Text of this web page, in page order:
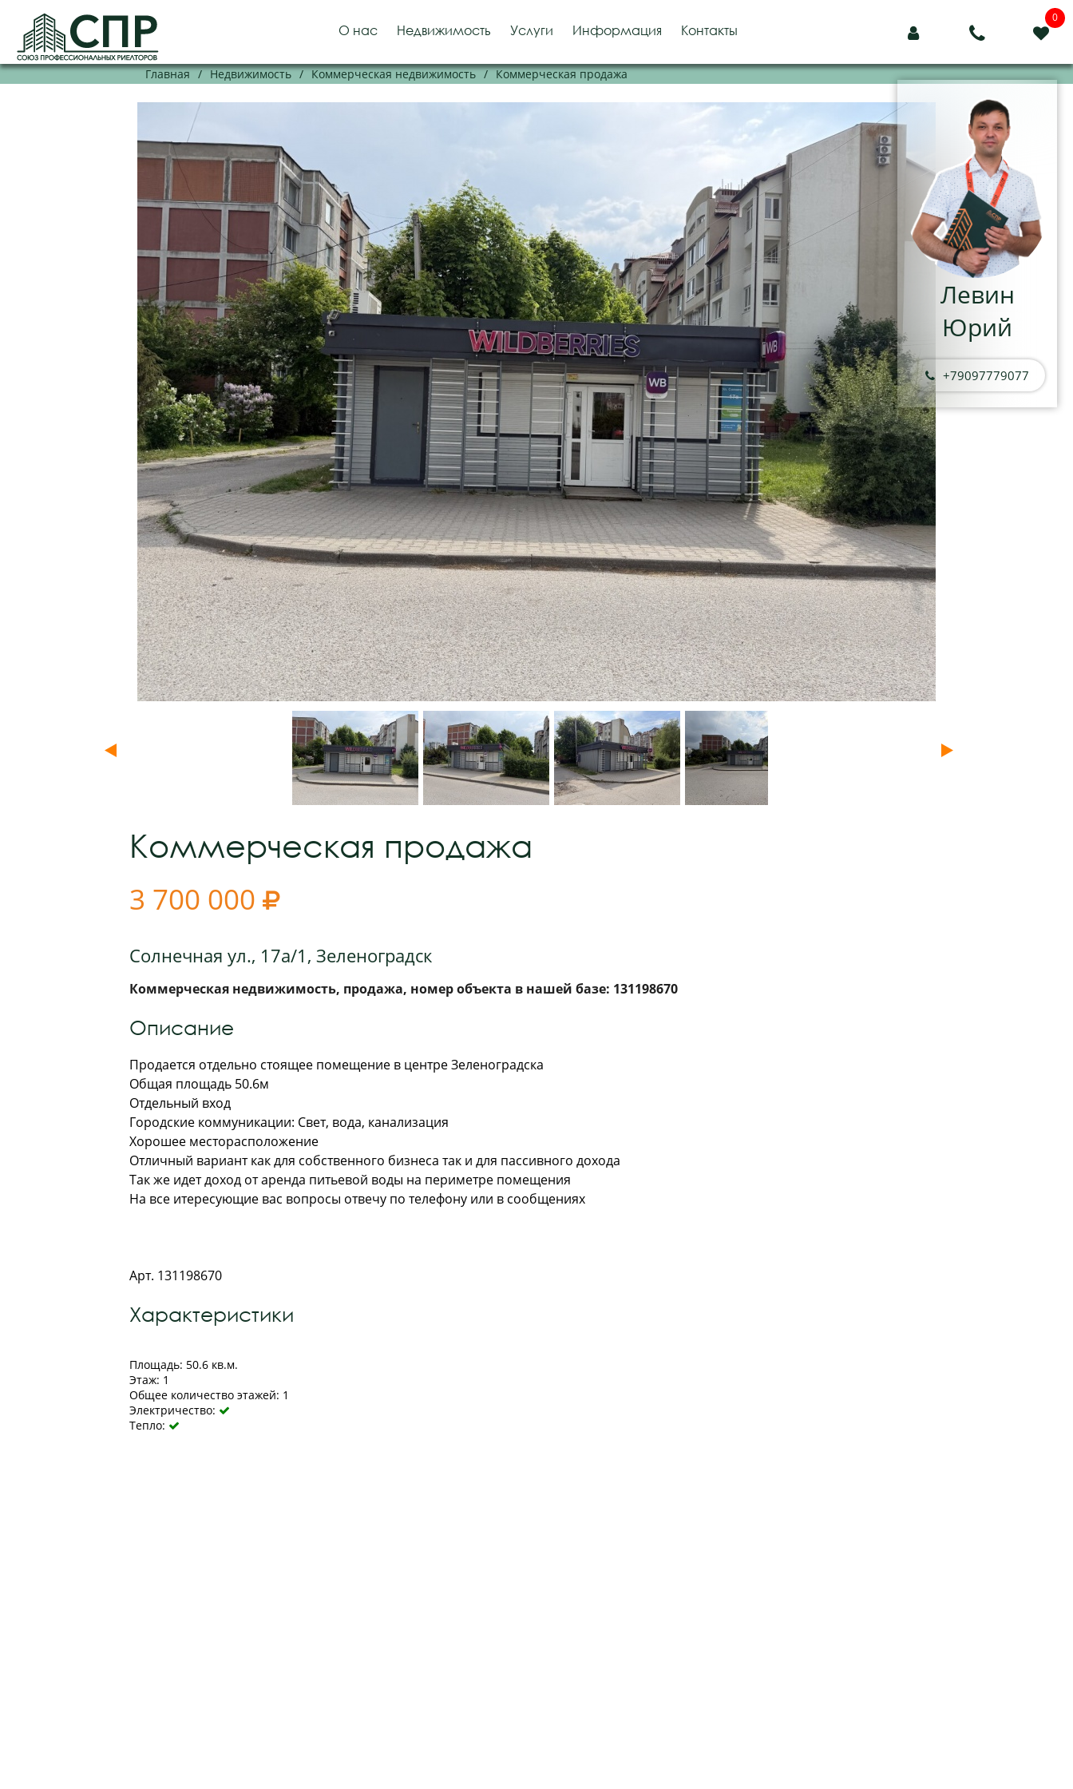
О нас Недвижимость Услуги Информация Контакты 
0


Главная / Недвижимость / Коммерческая недвижимость / Коммерческая продажа
Коммерческая продажа
3 700 000 
Солнечная ул., 17а/1, Зеленоградск
Коммерческая недвижимость, продажа, номер объекта в нашей базе: 131198670
Описание
Продается отдельно стоящее помещение в центре Зеленоградска
Общая площадь 50.6м
Отдельный вход
Городские коммуникации: Свет, вода, канализация
Хорошее месторасположение
Отличный вариант как для собственного бизнеса так и для пассивного дохода
Так же идет доход от аренда питьевой воды на периметре помещения
На все итересующие вас вопросы отвечу по телефону или в сообщениях
Арт. 131198670
Характеристики
Площадь: 50.6 кв.м.
Этаж: 1
Общее количество этажей: 1
Электричество: 
Тепло: 
Левин
Юрий
+79097779077